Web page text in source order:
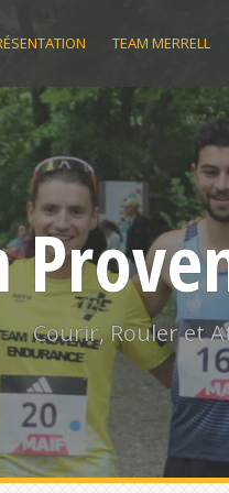
TEAM MERRELL
Courir, Rouler et